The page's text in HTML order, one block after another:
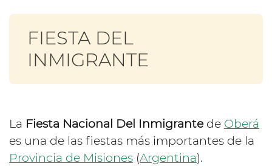
FIESTA DEL
INMIGRANTE
La Fiesta Nacional Del Inmigrantede Oberá
es una de las fiestas más importantes de la
Provincia de Misiones (Argentina).